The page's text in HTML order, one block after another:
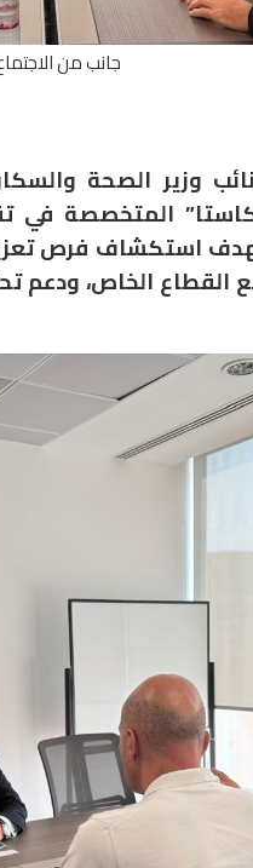
جانب من
وزير الصحة
المتخصصة في
بهدف استكشاف فرص
مع القطاع الخاص،